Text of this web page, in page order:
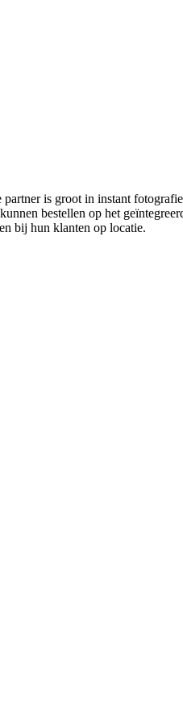
is groot in instant
bestellen op het
bij hun klanten op locatie.